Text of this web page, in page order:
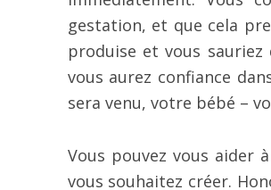
gestation, et que cela
produise et vous
vous aurez confiance
sera venu, votre bébé –
Vous pouvez vous aider
vous souhaitez créer.